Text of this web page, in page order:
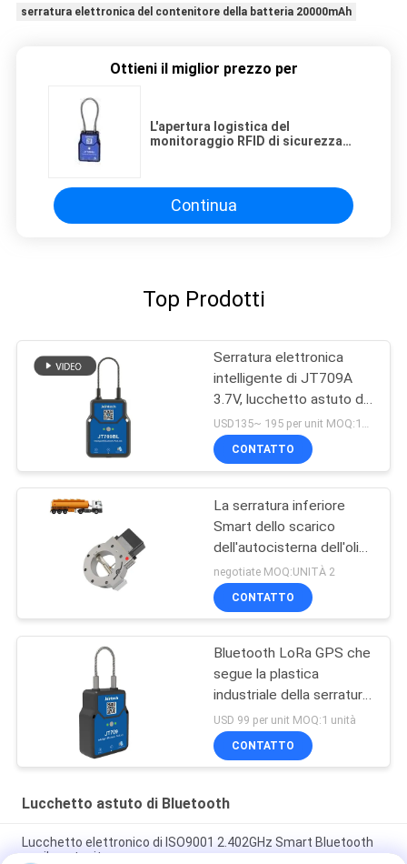
serratura elettronica del contenitore della batteria 20000mAh
Ottieni il miglior prezzo per
L'apertura logistica del
monitoraggio RFID di sicurezza
Continua
Top Prodotti
Serratura elettronica
intelligente di JT709A
3.7V, lucchetto astuto di
4500mAh Bluetooth
USD135~ 195 per unit MOQ:1UNIT
CONTATTO
La serratura inferiore
Smart dello scarico
dell'autocisterna dell'olio
sblocca con l'ex
certificazione di IEC
negotiate MOQ:UNITÀ 2
CONTATTO
Bluetooth LoRa GPS che
segue la plastica
industriale della serratura
4500mAh della valvola
del lucchetto
USD 99 per unit MOQ:1 unità
CONTATTO
Lucchetto astuto di Bluetooth
Lucchetto elettronico di ISO9001 2.402GHz Smart Bluetooth
per il contenitore